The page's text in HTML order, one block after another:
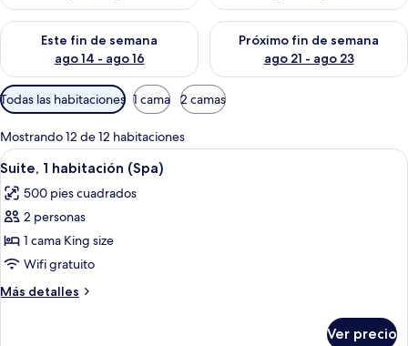
Este fin de semana
ago 14 - ago 16
Consulta la disponibilidad para este fin de semana ago 14 -
Próximo fin de semana
ago 21 - ago 23
Consulta la disponibilidad
Filtros
disponibles
para
las
habitaciones
Todas las habitaciones 1 cama 2 camas
Mostrando 12 de 12 habitaciones
Abrir
todas
las
fotos
de
Suite,
1
habitación
Una habitación de hotel compacta
8
Suite, 1 habitación (Spa)
500 pies cuadrados
2 personas
1 cama King size
Wifi gratuito
Más detalles
Más
Ver precio